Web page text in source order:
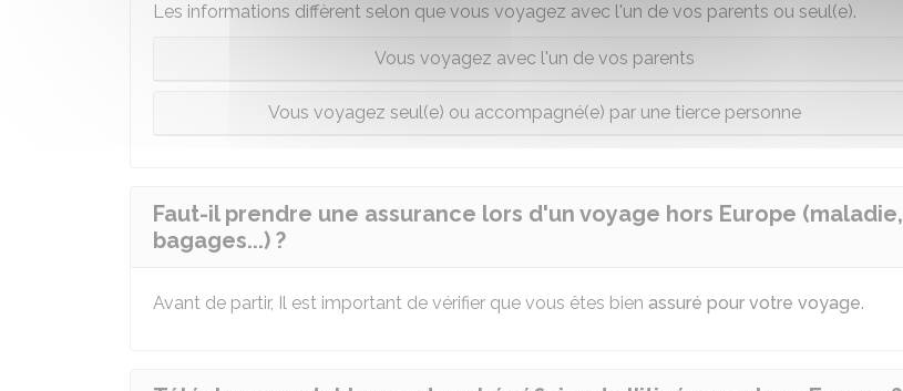
Les informations diffèrent selon que vous voyagez avec l'un de vos parents ou seul(e).
Vous voyagez avec l'un de vos parents
Vous voyagez seul(e) ou accompagné(e) par une tierce personne
Faut-il prendre une assurance lors d'un voyage hors Europe (maladie,
bagages...) ?
Avant de partir, Il est important de vérifier que vous êtes bien assuré pour votre voyage.